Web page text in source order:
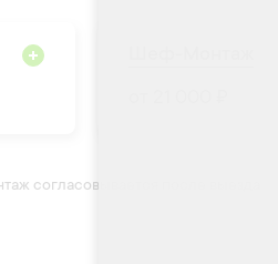
согласовывается после выезда